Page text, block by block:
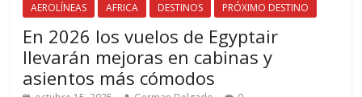
AEROLÍNEAS AFRICA DESTINOS PRÓXIMO DESTINO
En 2026 los vuelos de Egyptair
llevarán mejoras en cabinas y
asientos más cómodos